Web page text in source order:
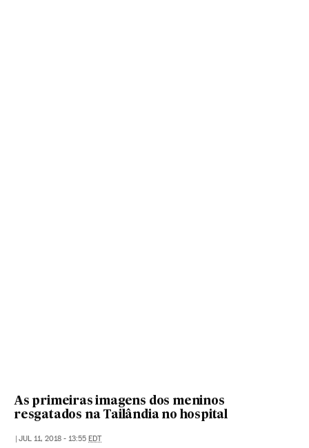
As primeiras imagens dos meninos
resgatados na Tailândia no hospital
| JUL 11, 2018 - 13:55 EDT